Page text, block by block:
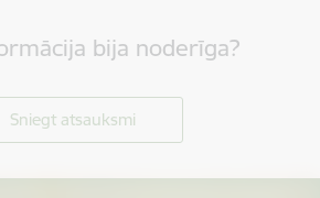
bija noderīga?
Sniegt atsauksmi